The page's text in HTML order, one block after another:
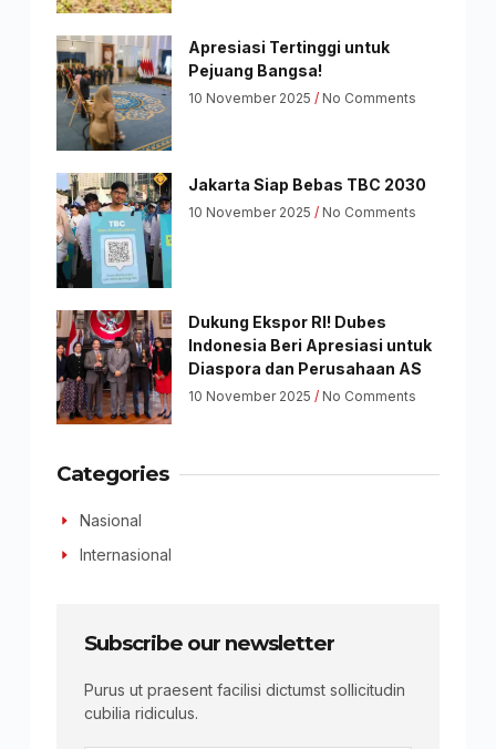
Apresiasi Tertinggi untuk
Pejuang Bangsa!
10 November 2025 No Comments
Jakarta Siap Bebas TBC 2030
10 November 2025 No Comments
Dukung Ekspor RI! Dubes
Indonesia Beri Apresiasi untuk
Diaspora dan Perusahaan AS
10 November 2025 No Comments
Categories
Nasional
Internasional
Subscribe our newsletter
Purus ut praesent facilisi dictumst sollicitudin
cubilia ridiculus.